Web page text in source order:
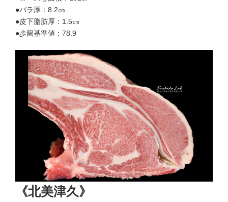
●バラ厚：8.2㎝
●皮下脂肪厚：1.5㎝
●歩留基準値：78.9
《北美津久》